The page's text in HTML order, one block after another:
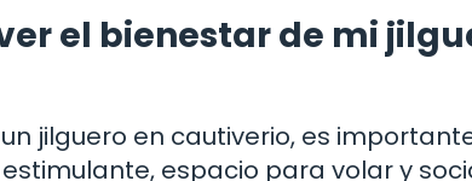
el bienestar de mi
jilguero en cautiverio, es
espacio para volar y